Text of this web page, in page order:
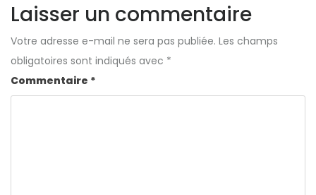
Laisser un commentaire
Votre adresse e-mail ne sera pas publiée. Les champs
obligatoires sont indiqués avec *
Commentaire *